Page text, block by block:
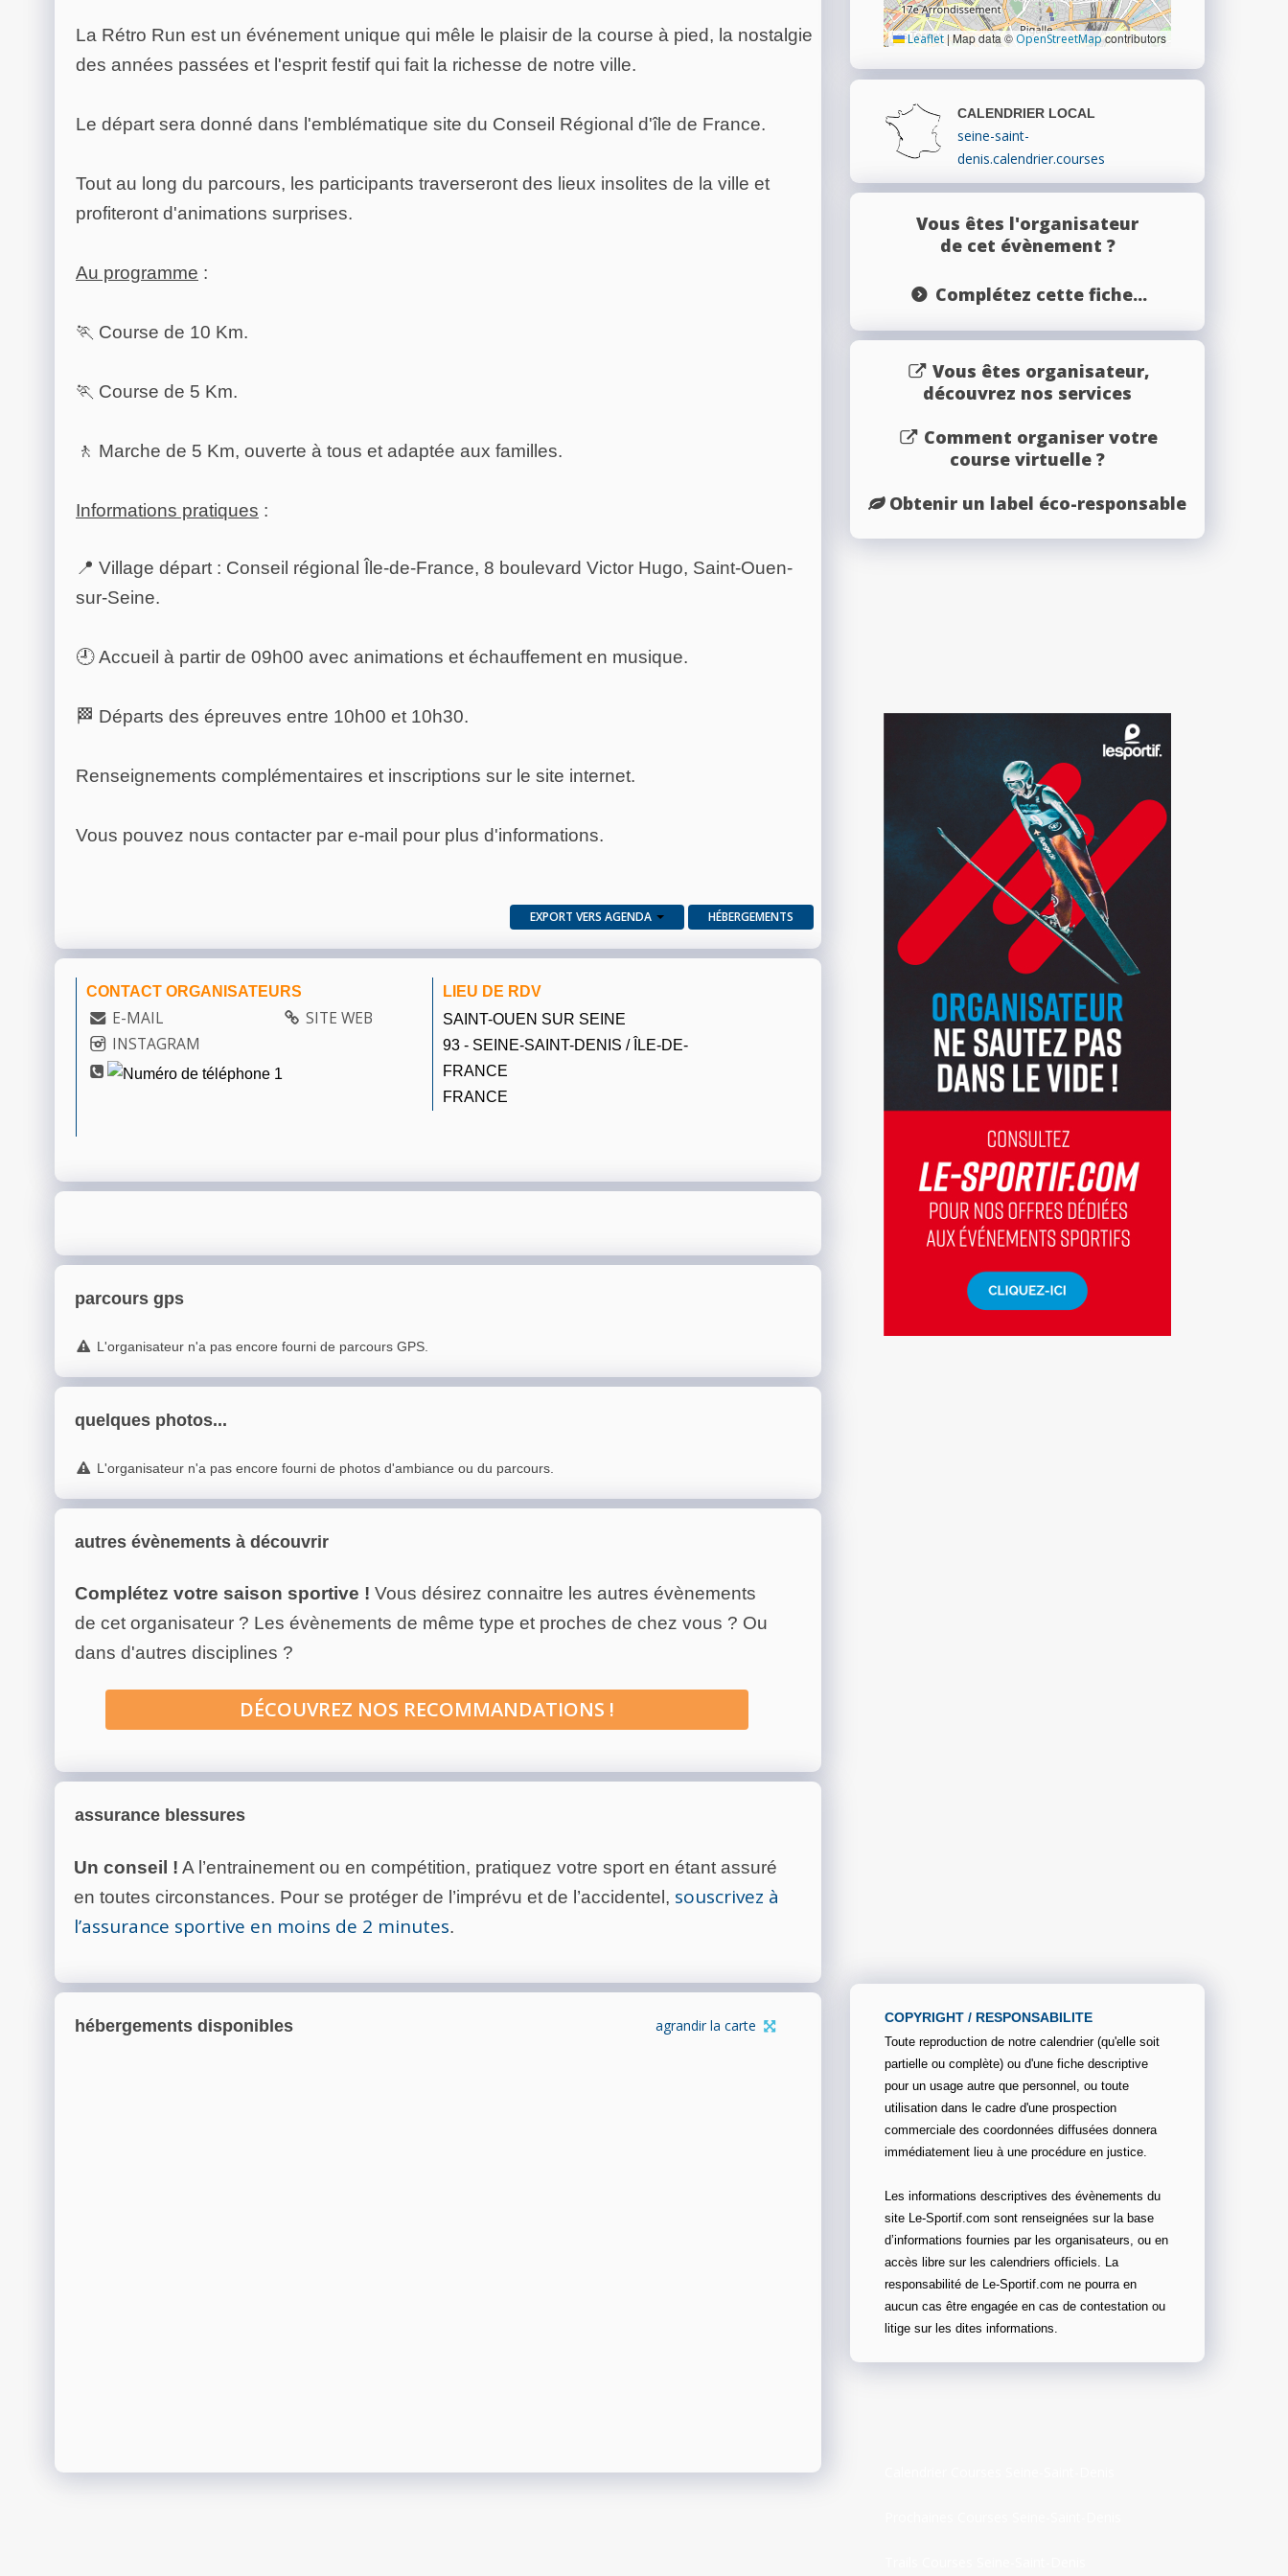
La Rétro Run est un événement unique qui mêle le plaisir de la course à pied, la nostalgie
des années passées et l'esprit festif qui fait la richesse de notre ville.
Le départ sera donné dans l'emblématique site du Conseil Régional d'île de France.
Tout au long du parcours, les participants traverseront des lieux insolites de la ville et
profiteront d'animations surprises.
Au programme :
🏃 Course de 10 Km.
🏃 Course de 5 Km.
🚶 Marche de 5 Km, ouverte à tous et adaptée aux familles.
Informations pratiques :
📍 Village départ : Conseil régional Île-de-France, 8 boulevard Victor Hugo, Saint-Ouen-
sur-Seine.
🕘 Accueil à partir de 09h00 avec animations et échauffement en musique.
🏁 Départs des épreuves entre 10h00 et 10h30.
Renseignements complémentaires et inscriptions sur le site internet.
Vous pouvez nous contacter par e-mail pour plus d'informations.
EXPORT VERS AGENDA HÉBERGEMENTS
CONTACT ORGANISATEURS
E-MAIL
SITE WEB
INSTAGRAM
LIEU DE RDV
SAINT-OUEN SUR SEINE
93 - SEINE-SAINT-DENIS / ÎLE-DE-
FRANCE
FRANCE
parcours gps
L'organisateur n'a pas encore fourni de parcours GPS.
quelques photos...
L'organisateur n'a pas encore fourni de photos d'ambiance ou du parcours.
autres évènements à découvrir
Complétez votre saison sportive ! Vous désirez connaitre les autres évènements
de cet organisateur ? Les évènements de même type et proches de chez vous ? Ou
dans d'autres disciplines ?
DÉCOUVREZ NOS RECOMMANDATIONS !
assurance blessures
Un conseil ! A l’entrainement ou en compétition, pratiquez votre sport en étant assuré
en toutes circonstances. Pour se protéger de l’imprévu et de l’accidentel, souscrivez à
l’assurance sportive en moins de 2 minutes.
hébergements disponibles agrandir la carte
Leaflet|Map data © OpenStreetMapcontributors
CALENDRIER LOCAL
seine-saint-
denis.calendrier.courses
Vous êtes l'organisateur
de cet évènement ?
Complétez cette fiche...
Vous êtes organisateur,
découvrez nos services
Comment organiser votre
course virtuelle ?
Obtenir un label éco-responsable
COPYRIGHT / RESPONSABILITE
Toute reproduction de notre calendrier (qu'elle soit
partielle ou complète) ou d'une fiche descriptive
pour un usage autre que personnel, ou toute
utilisation dans le cadre d'une prospection
commerciale des coordonnées diffusées donnera
immédiatement lieu à une procédure en justice.
Les informations descriptives des évènements du
site Le-Sportif.com sont renseignées sur la base
d’informations fournies par les organisateurs, ou en
accès libre sur les calendriers officiels. La
responsabilité de Le-Sportif.com ne pourra en
aucun cas être engagée en cas de contestation ou
litige sur les dites informations.